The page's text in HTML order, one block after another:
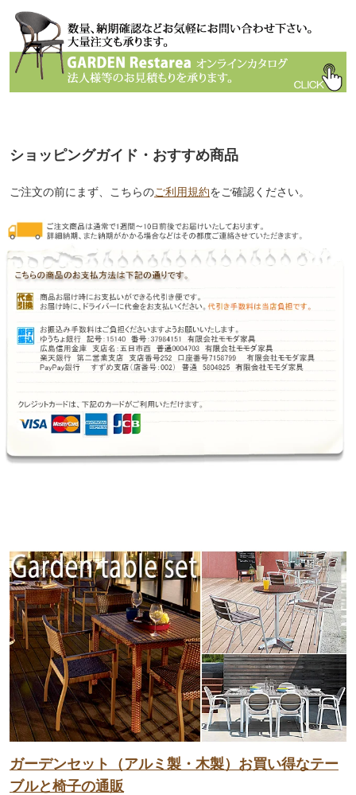
ショッピングガイド・おすすめ商品
ご注文の前にまず、こちらのご利用規約をご確認ください。
ガーデンセット（アルミ製・木製）お買い得なテー
ブルと椅子の通販